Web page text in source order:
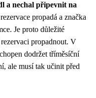
a nechal připevnit na
propadá a značka
Je proto důležité
propadnout. V
dodržet tříměsíční
ale musí tak učinit před